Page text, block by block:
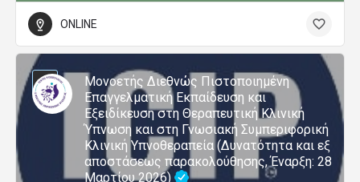
ONLINE
Μονοετής Διεθνώς Πιστοποιημένη
Επαγγελματική Εκπαίδευση και
Εξειδίκευση στη Θεραπευτική Κλινική
Ύπνωση και στη Γνωσιακή Συμπεριφορική
Κλινική Υπνοθεραπεία (Δυνατότητα και εξ
αποστάσεως παρακολούθησης, Έναρξη: 28
Μαρτίου 2026)